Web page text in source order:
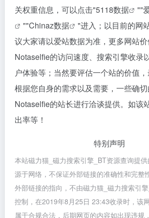
关权重信息，可以点击"5118数据 ""
""Chinaz数据
"进入；以目前的网
议大家请以爱站数据为准，更多网站价
Notaselfie的访问速度、搜索引擎收录
户体验等；当然要评估一个站的价值
根据您自身的需求以及需要，一些确
Notaselfie的站长进行洽谈提供。如该
出率等！
特别声明
本站磁力猫_磁力搜索引擎_BT资源查询提
源于网络，不保证外部链接的准确性和完整
外部链接的指向，不由磁力猫_磁力搜索引
控制，在2019年8月25日 23:43收录时，该
属于合规合法，后期网页的内容如出现违规